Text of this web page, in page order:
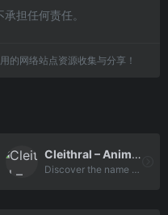
担任何责任。
的网络站点资源收集与分享！
Cleithral – Anime Search by Image, GIF, or Video
Discover the name of any anime from a picture, video, or GIF with our advanced recognition tool. Quickly and accurately identify your favorite anime characters and scenes with ease. Try it now!